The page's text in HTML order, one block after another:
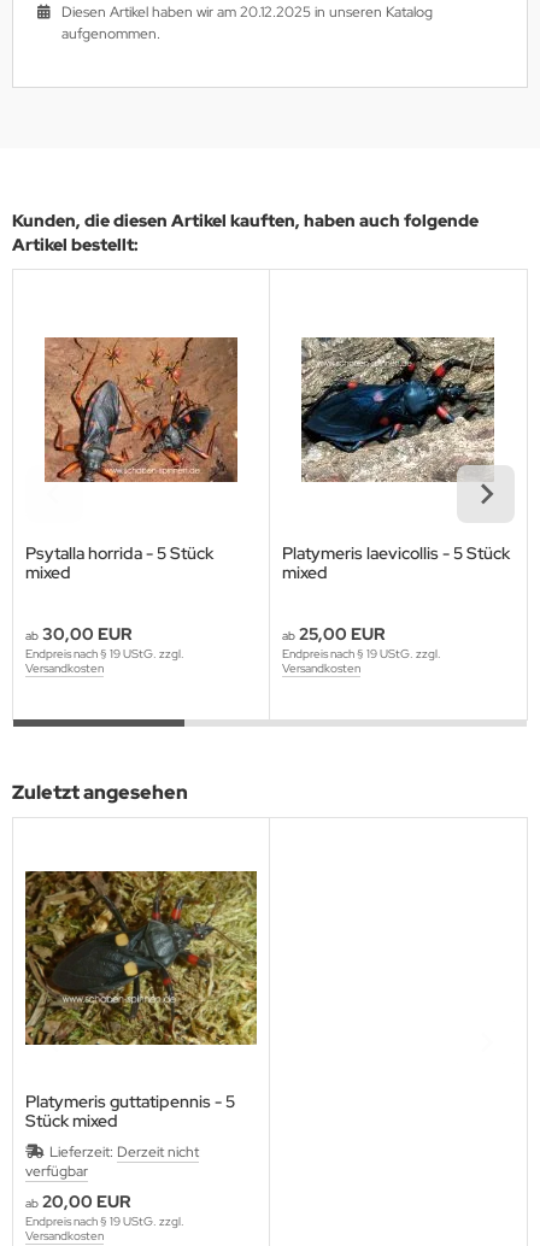
Diesen Artikel haben wir am 20.12.2025 in unseren Katalog
aufgenommen.
Kunden, die diesen Artikel kauften, haben auch folgende
Artikel bestellt:
Psytalla horrida - 5 Stück
mixed
ab 30,00 EUR
Endpreis nach § 19 UStG. zzgl.
Versandkosten
Platymeris laevicollis - 5 Stück
mixed
ab 25,00 EUR
Endpreis nach § 19 UStG. zzgl.
Versandkosten
Zuletzt angesehen
Platymeris guttatipennis - 5
Stück mixed
Lieferzeit: Derzeit nicht
verfügbar
ab 20,00 EUR
Endpreis nach § 19 UStG. zzgl.
Versandkosten